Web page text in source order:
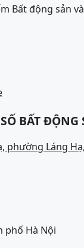
Bất động sản
BẤT ĐỘNG
phường Láng
phố Hà Nội